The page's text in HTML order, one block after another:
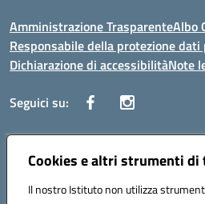
Cookies e altri strumenti di
Il nostro Istituto non utilizza
Amministrazione TrasparenteAlbo
Responsabile della protezione dati
Dichiarazione di accessibilitàNote
Seguici su:
Indirizzo:Corso Vittorio Emanuele, 27
Posta elettronica certificata (PEC):